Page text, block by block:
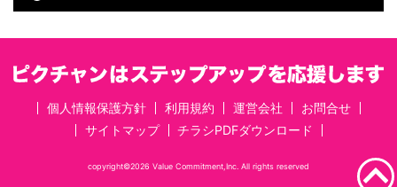
個人情報保護方針 利用規約 運営会社
お問合せ
サイトマップ
チラシPDFダウンロード
copyright©2026 Value Commitment,Inc. All rights reserved